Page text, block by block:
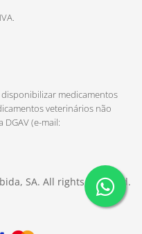
medicamentos
veterinários não
(e-mail:
SA. All rights reserved.